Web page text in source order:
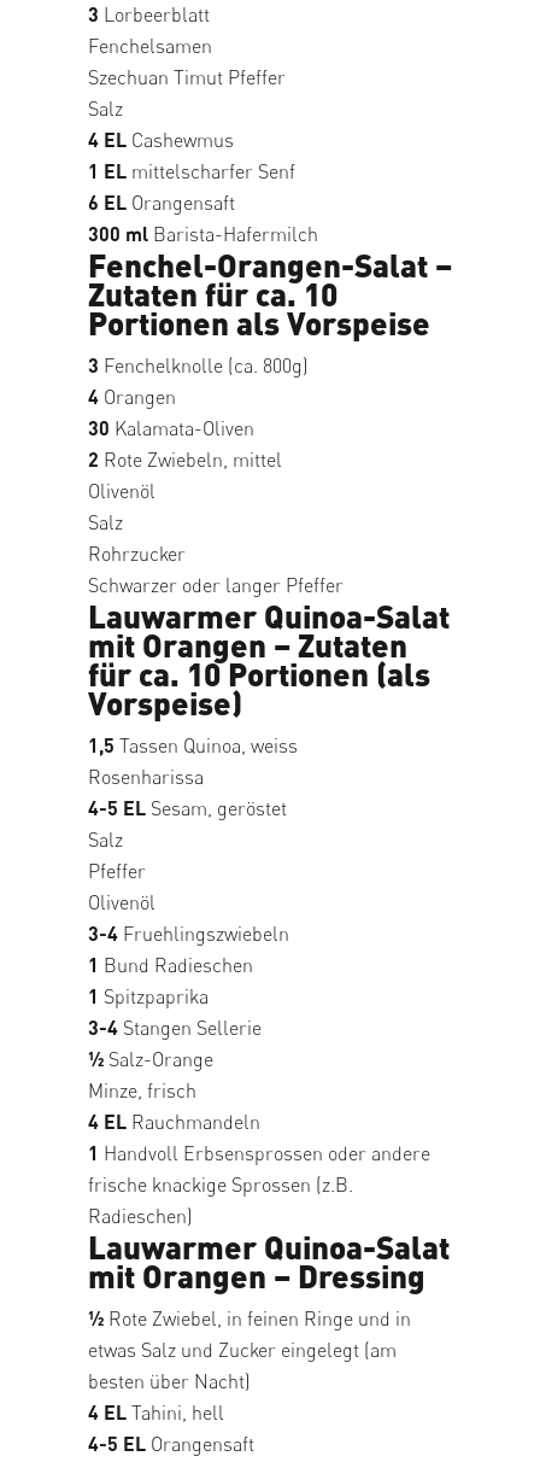
3 Lorbeerblatt
Fenchelsamen
Szechuan Timut Pfeffer
Salz
4 EL Cashewmus
1 EL mittelscharfer Senf
6 EL Orangensaft
300 ml Barista-Hafermilch
Fenchel-Orangen-Salat –
Zutaten für ca. 10
Portionen als Vorspeise
3 Fenchelknolle (ca. 800g)
4 Orangen
30 Kalamata-Oliven
2 Rote Zwiebeln, mittel
Olivenöl
Salz
Rohrzucker
Schwarzer oder langer Pfeffer
Lauwarmer Quinoa-Salat
mit Orangen – Zutaten
für ca. 10 Portionen (als
Vorspeise)
1,5 Tassen Quinoa, weiss
Rosenharissa
4-5 EL Sesam, geröstet
Salz
Pfeffer
Olivenöl
3-4 Fruehlingszwiebeln
1 Bund Radieschen
1 Spitzpaprika
3-4 Stangen Sellerie
1⁄2 Salz-Orange
Minze, frisch
4 EL Rauchmandeln
1 Handvoll Erbsensprossen oder andere
frische knackige Sprossen (z.B.
Radieschen)
Lauwarmer Quinoa-Salat
mit Orangen – Dressing
1⁄2 Rote Zwiebel, in feinen Ringe und in
etwas Salz und Zucker eingelegt (am
besten über Nacht)
4 EL Tahini, hell
4-5 EL Orangensaft